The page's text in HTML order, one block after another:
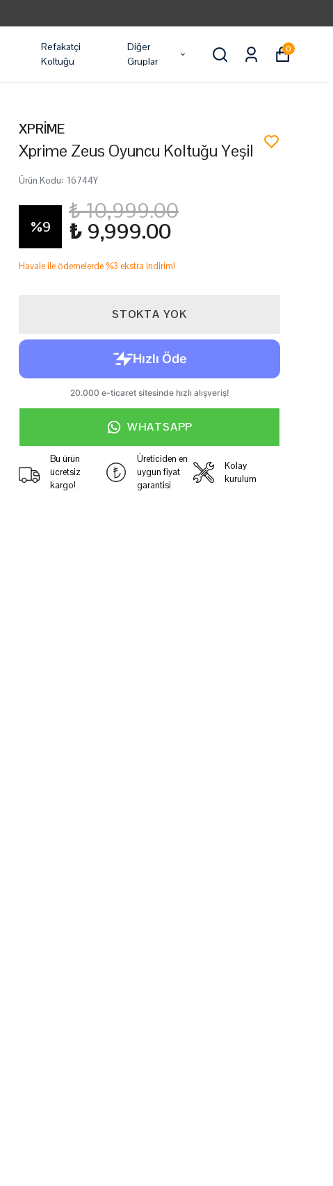
Refakatçi
Koltuğu
Diğer
Gruplar
0
XPRİME
Xprime Zeus Oyuncu Koltuğu Yeşil
Ürün Kodu: 16744Y
%9
₺ 10,999.00
₺ 9,999.00
Havale ile ödemelerde %3 ekstra indirim!
STOKTA YOK
WHATSAPP
Bu ürün
ücretsiz
kargo!
Üreticiden en
uygun fiyat
garantisi
Kolay
kurulum